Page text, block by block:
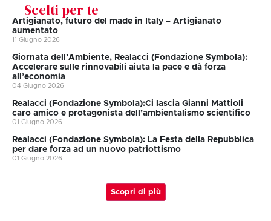
Scelti per te
Artigianato, futuro del made in Italy – Artigianato
aumentato
11 Giugno 2026
Giornata dell’Ambiente, Realacci (Fondazione Symbola):
Accelerare sulle rinnovabili aiuta la pace e dà forza
all’economia
04 Giugno 2026
Realacci (Fondazione Symbola):Ci lascia Gianni Mattioli
caro amico e protagonista dell’ambientalismo scientifico
01 Giugno 2026
Realacci (Fondazione Symbola): La Festa della Repubblica
per dare forza ad un nuovo patriottismo
01 Giugno 2026
Scopri di più